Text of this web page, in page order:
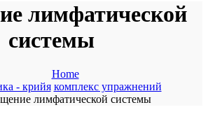
лимфатической
системы
Home
- крийя комплекс упражнений
лимфатической системы